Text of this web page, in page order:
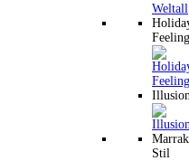
Feeling
Stil